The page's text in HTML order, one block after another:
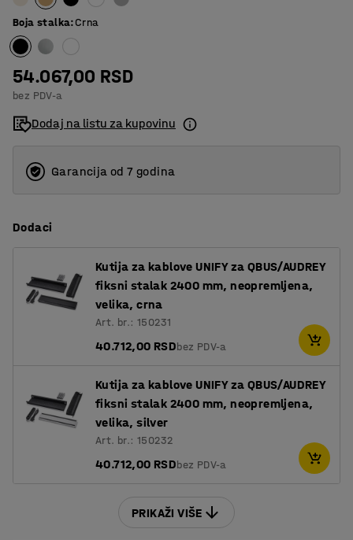
Boja stalka:Crna
54.067,00 RSD
bez PDV-a
Dodaj na listu za kupovinu
Garancija od 7 godina
Dodaci
Kutija za kablove UNIFY za QBUS/AUDREY
fiksni stalak 2400 mm, neopremljena,
velika, crna
Art. br.: 150231
40.712,00 RSDbez PDV-a
Kutija za kablove UNIFY za QBUS/AUDREY
fiksni stalak 2400 mm, neopremljena,
velika, silver
Art. br.: 150232
40.712,00 RSDbez PDV-a
PRIKAŽI VIŠE